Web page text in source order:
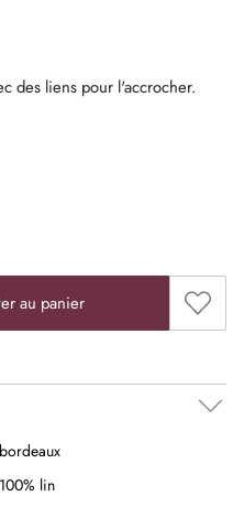
des liens pour l'accrocher.
la valeur souhaitée ou
au panier
bordeaux
100% lin